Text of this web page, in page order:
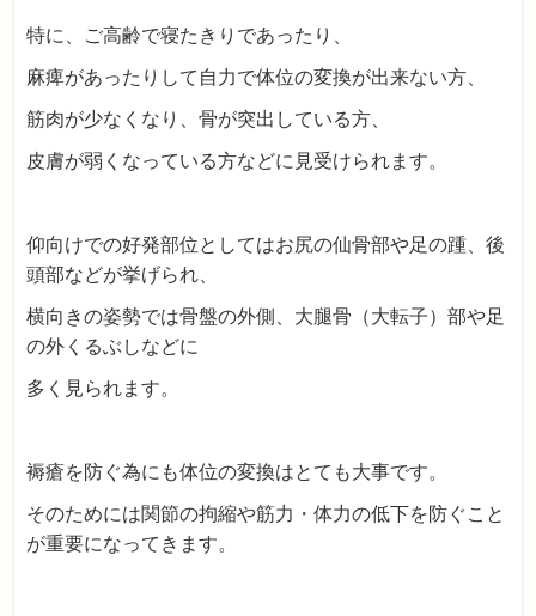
特に、ご高齢で寝たきりであったり、
麻痺があったりして自力で体位の変換が出来ない方、
筋肉が少なくなり、骨が突出している方、
皮膚が弱くなっている方などに見受けられます。
仰向けでの好発部位としてはお尻の仙骨部や足の踵、後
頭部などが挙げられ、
横向きの姿勢では骨盤の外側、大腿骨（大転子）部や足
の外くるぶしなどに
多く見られます。
褥瘡を防ぐ為にも体位の変換はとても大事です。
そのためには関節の拘縮や筋力・体力の低下を防ぐこと
が重要になってきます。